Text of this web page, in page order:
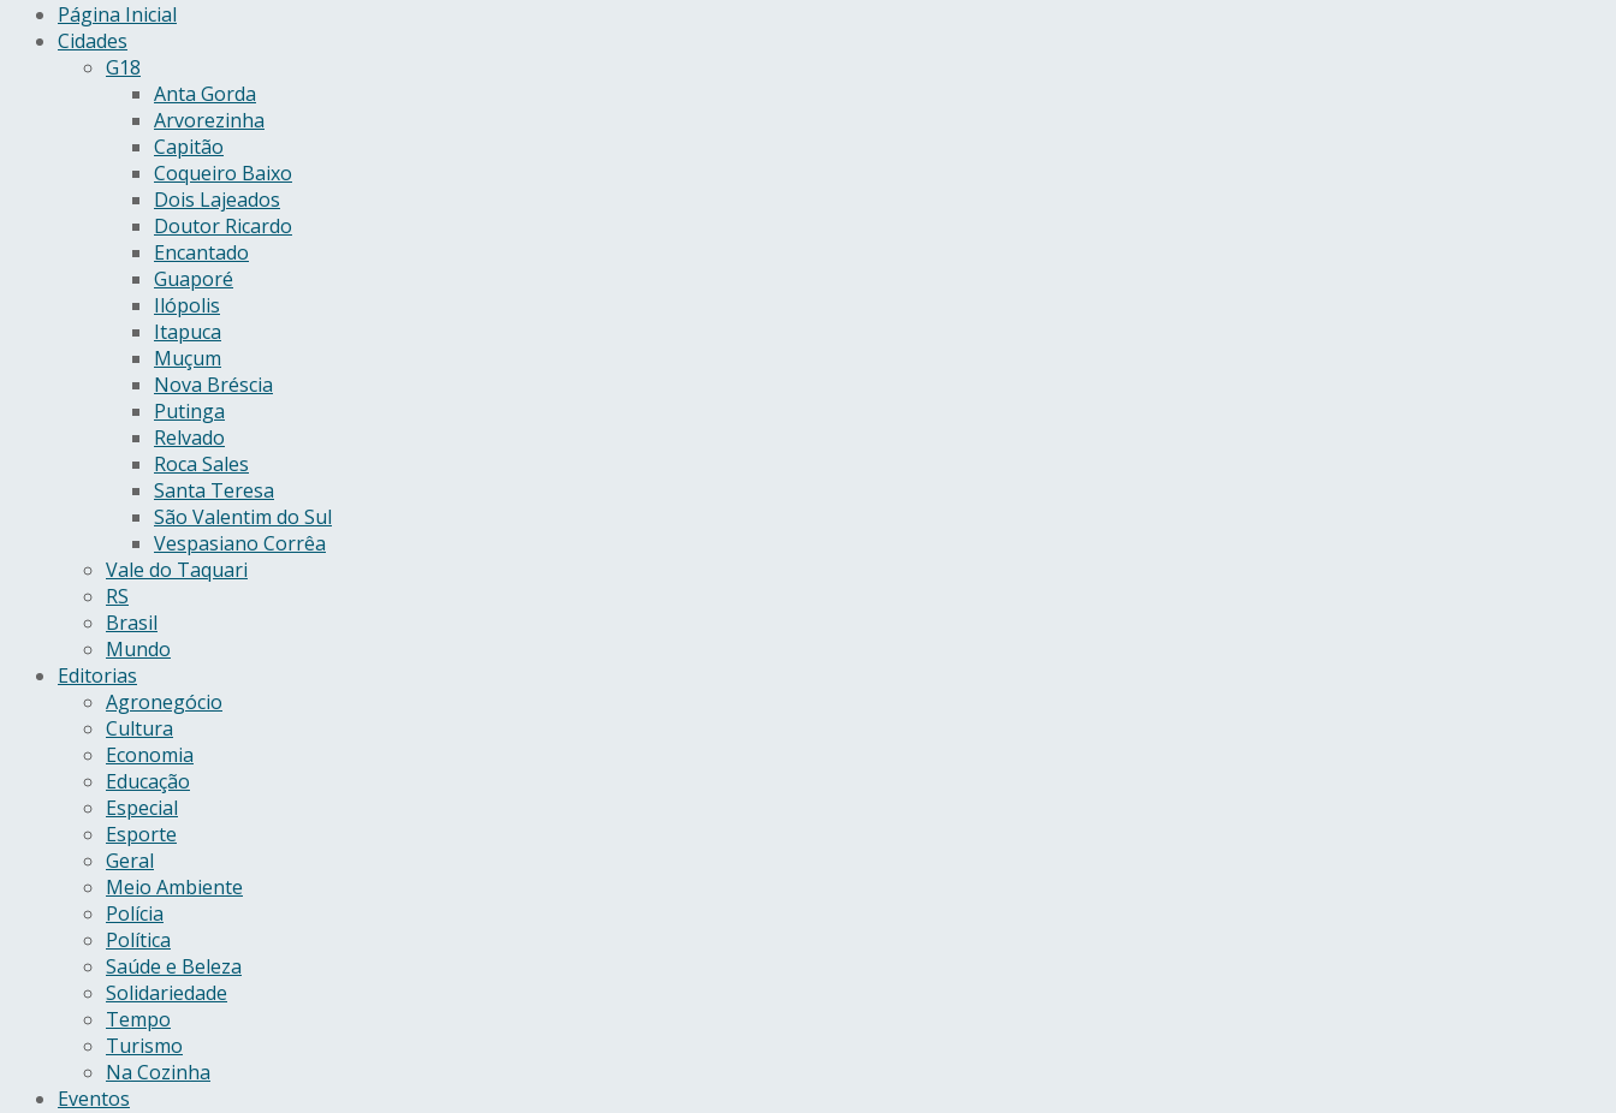
Página Inicial
Cidades
G18
Anta Gorda
Arvorezinha
Capitão
Coqueiro Baixo
Dois Lajeados
Doutor Ricardo
Encantado
Guaporé
Ilópolis
Itapuca
Muçum
Nova Bréscia
Putinga
Relvado
Roca Sales
Santa Teresa
São Valentim do Sul
Vespasiano Corrêa
Vale do Taquari
RS
Brasil
Mundo
Editorias
Agronegócio
Cultura
Economia
Educação
Especial
Esporte
Geral
Meio Ambiente
Polícia
Política
Saúde e Beleza
Solidariedade
Tempo
Turismo
Na Cozinha
Eventos